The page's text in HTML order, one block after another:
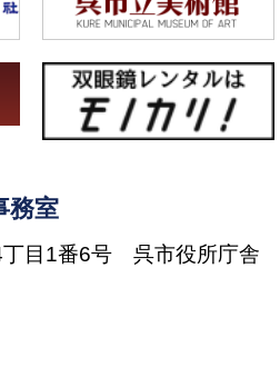
務室
丁目1番6号 呉市役所庁舎